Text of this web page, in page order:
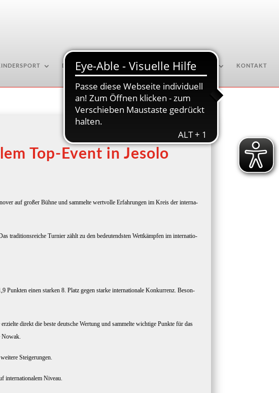
DOWNLOADS ENGAGEMENT AKTUELLES KONTAKT
Top-Event in Jesolo
auf gro­ßer Büh­ne und sam­mel­te wert­vol­le Erfah­run­gen im Kreis der inter­na­
tra­di­ti­ons­rei­che Tur­nier zählt zu den bedeu­tends­ten Wett­kämp­fen im inter­na­tio­
Punk­ten einen star­ken 8. Platz gegen star­ke inter­na­tio­na­le Kon­kur­renz. Beson­
direkt die bes­te deut­sche Wer­tung und sam­mel­te wich­ti­ge Punk­te für das
Nowak.
Steigerungen.
inter­na­tio­na­lem Niveau.